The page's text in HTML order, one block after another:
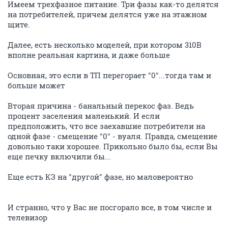
Имеем трехфазное питание. Три фазы как-то делятся
на потребителей, причем делятся уже на этажном
щите.
Далее, есть несколько моделей, при котором 310В
вполне реальная картина, и даже больше
Основная, это если в ТП перегорает "0"...тогда там и
больше может
Вторая причина - банальный перекос фаз. Ведь
процент заселения маленький. И если
предположить, что все заехавшие потребители на
одной фазе - смещение "0" - вуаля. Правда, смещение
довольно таки хорошее. Прикольно было бы, если Вы
еще печку включили бы...
Еще есть КЗ на "другой" фазе, но маловероятно
И странно, что у Вас не посгорало все, в том числе и
телевизор